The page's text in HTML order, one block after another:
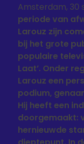
Amsterdam, 30
periode van
Larouz zijn
bij het grote
populaire
Laat’. Onder
Larouz een
podium,
Hij heeft een
doorgemaakt:
hernieuwde